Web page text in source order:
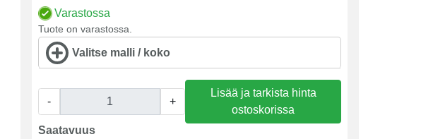
Varastossa
Tuote on varastossa.
Valitse malli / koko
- +
Lisää ja tarkista hinta
ostoskorissa
Saatavuus